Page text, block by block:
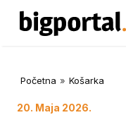
Početna » Košarka
20. Maja 2026.